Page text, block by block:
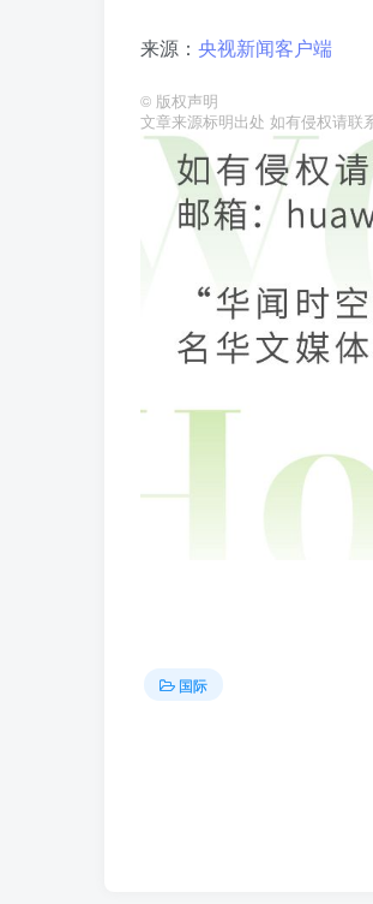
来源： 央视新闻客户端
© 版权声明
文章来源标明出处 如有侵权请联
国际